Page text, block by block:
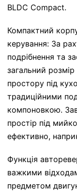
BLDC Compact.
Компактний
керування: За
подрібнення та
загальний
простору під
традиційними
компоновкою.
простір під
ефективно,
Функція
важкими
предметом